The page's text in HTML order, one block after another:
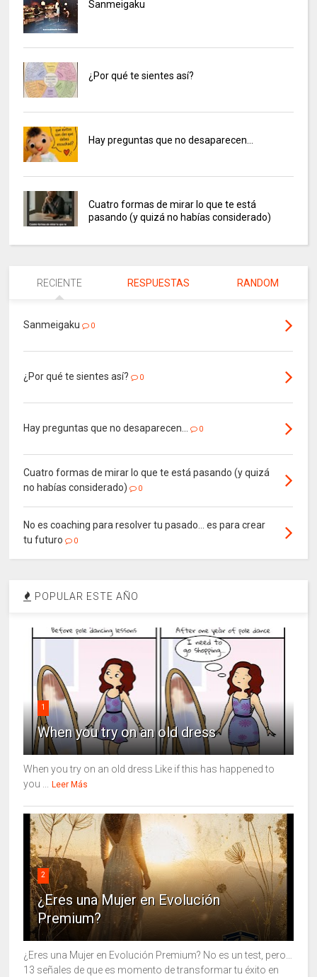
Sanmeigaku
¿Por qué te sientes así?
Hay preguntas que no desaparecen…
Cuatro formas de mirar lo que te está
pasando (y quizá no habías considerado)
RECIENTE RESPUESTAS RANDOM
Sanmeigaku 0
¿Por qué te sientes así? 0
Hay preguntas que no desaparecen… 0
Cuatro formas de mirar lo que te está pasando (y quizá
no habías considerado)
0
No es coaching para resolver tu pasado… es para crear
tu futuro
0
POPULAR ESTE AÑO
1
When you try on an old dress
When you try on an old dress Like if this has happened to
you ... Leer Más
2
¿Eres una Mujer en Evolución
Premium?
¿Eres una Mujer en Evolución Premium? No es un test, pero…
13 señales de que es momento de transformar tu éxito en